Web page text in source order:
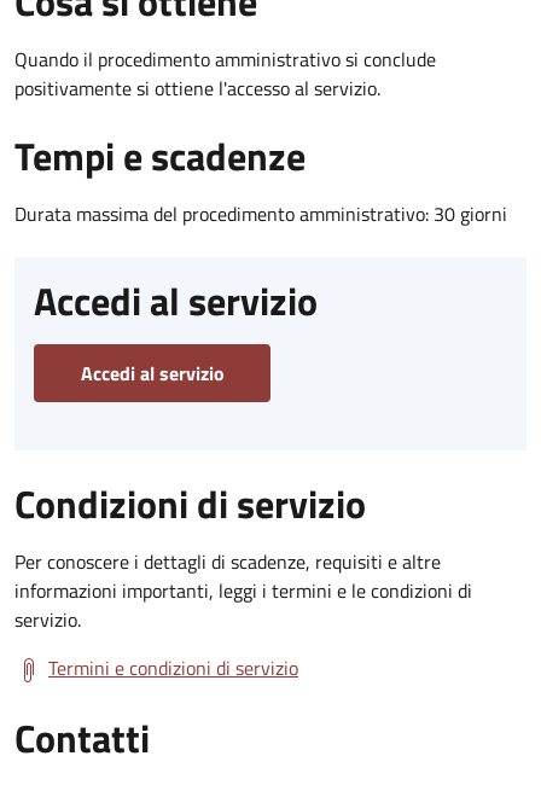
Quando il procedimento amministrativo si conclude
positivamente si ottiene l'accesso al servizio.
Tempi e scadenze
Durata massima del procedimento amministrativo: 30 giorni
Accedi al servizio
Accedi al servizio
Condizioni di servizio
Per conoscere i dettagli di scadenze, requisiti e altre
informazioni importanti, leggi i termini e le condizioni di
servizio.
Termini e condizioni di servizio
Contatti